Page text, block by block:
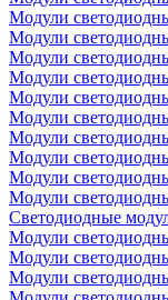
Модули
Модули
Модули
Модули
Модули
Модули
Модули
Модули
Модули
Модули
Светодиодные
Модули
Модули
Модули